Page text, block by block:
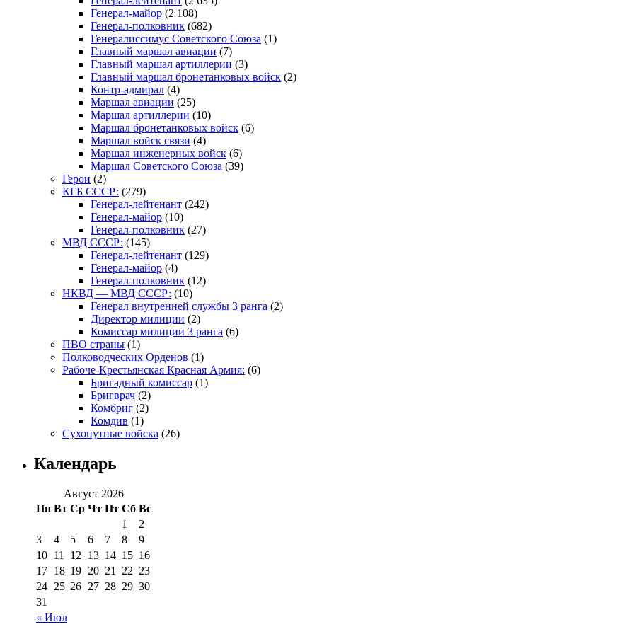
Генерал-майор (2 108)
Генерал-полковник (682)
Генералиссимус Советского Союза (1)
Главный маршал авиации (7)
Главный маршал артиллерии (3)
Главный маршал бронетанковых войск (2)
Контр-адмирал (4)
Маршал авиации (25)
Маршал артиллерии (10)
Маршал бронетанковых войск (6)
Маршал войск связи (4)
Маршал инженерных войск (6)
Маршал Советского Союза (39)
Герои (2)
КГБ СССР: (279)
Генерал-лейтенант (242)
Генерал-майор (10)
Генерал-полковник (27)
МВД СССР: (145)
Генерал-лейтенант (129)
Генерал-майор (4)
Генерал-полковник (12)
НКВД — МВД СССР: (10)
Генерал внутренней службы 3 ранга (2)
Директор милиции (2)
Комиссар милиции 3 ранга (6)
ПВО страны (1)
Полководческих Орденов (1)
Рабоче-Крестьянская Красная Армия: (6)
Бригадный комиссар (1)
Бригврач (2)
Комбриг (2)
Комдив (1)
Сухопутные войска (26)
Календарь
Август 2026
Пн Вт Ср Чт Пт Сб Вс
« Июл
1
2
3
4 5 6 7 8
9
10 11 12 13 14 15 16
17 18 19 20 21 22 23
24 25 26 27 28 29 30
31